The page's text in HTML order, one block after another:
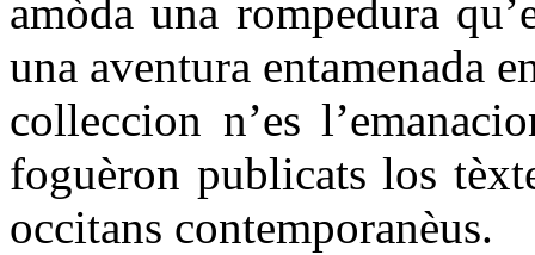
amòda una rompedura
una aventura entamenada
colleccion n’es
foguèron publicats los
occitans contemporanèus.